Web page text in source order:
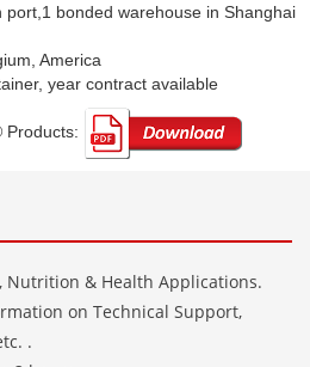
port,1 bonded warehouse in Shanghai
America
year contract available
Products: